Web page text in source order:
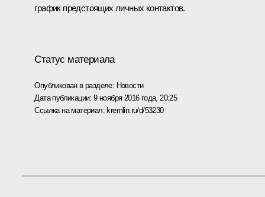
график предстоящих личных контактов.
Статус материала
Опубликован в разделе: Новости
Дата публикации:9 ноября 2016 года, 20:25
Ссылка на материал: kremlin.ru/d/53230